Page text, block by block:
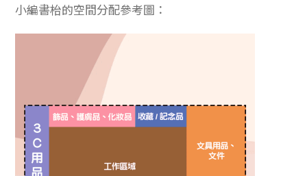
小編書枱的空間分配參考圖：